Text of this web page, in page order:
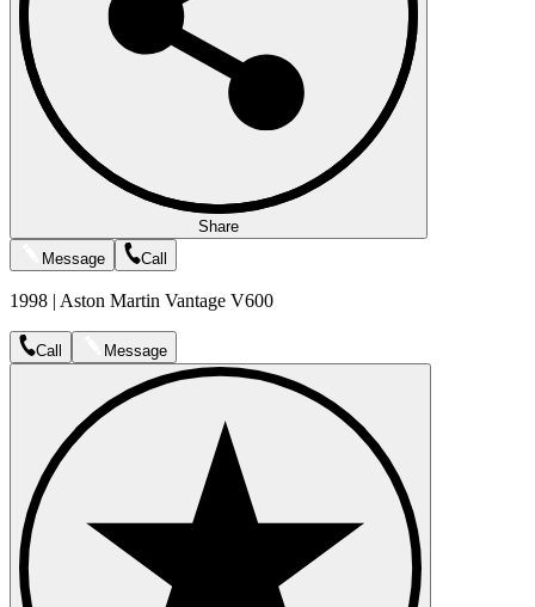
Share
Message
Call
1998 | Aston Martin Vantage V600
Call Message